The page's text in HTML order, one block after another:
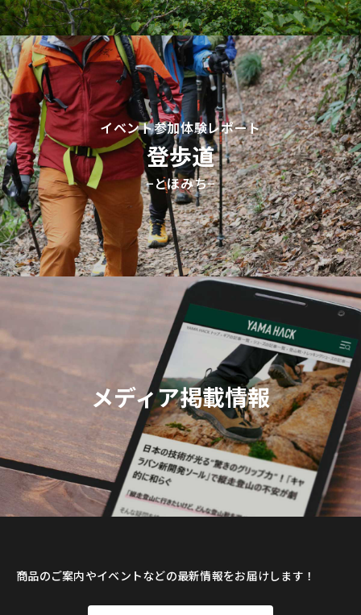
イベント参加体験レポート
登歩道
−とほみち−
メディア掲載情報
商品のご案内やイベントなどの最新情報をお届けします！